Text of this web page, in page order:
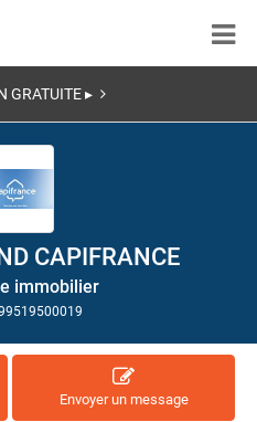
GRATUITE ▸
CAPIFRANCE
immobilier
Envoyer un message